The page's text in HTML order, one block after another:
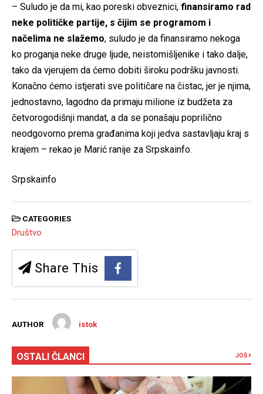
– Suludo je da mi, kao poreski obveznici, finansiramo rad
neke političke partije, s čijim se programom i
načelima ne slažemo, suludo je da finansiramo nekoga
ko proganja neke druge ljude, neistomišljenike i tako dalje,
tako da vjerujem da ćemo dobiti široku podršku javnosti.
Konačno ćemo istjerati sve političare na čistac, jer je njima,
jednostavno, lagodno da primaju milione iz budžeta za
četvorogodišnji mandat, a da se ponašaju poprilično
neodgovorno prema građanima koji jedva sastavljaju kraj s
krajem – rekao je Marić ranije za Srpskainfo.
Srpskainfo
CATEGORIES
Društvo
Share This
AUTHOR istok
OSTALI ČLANCI JOŠ